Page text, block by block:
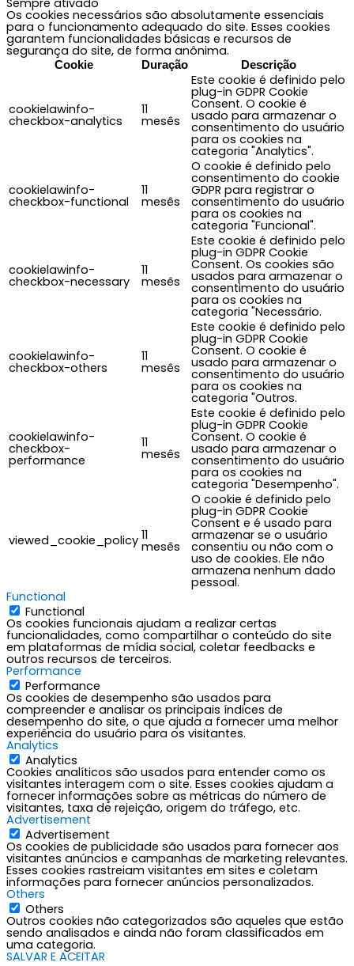
Sempre ativado
Os cookies necessários são absolutamente essenciais
para o funcionamento adequado do site. Esses cookies
garantem funcionalidades básicas e recursos de
segurança do site, de forma anônima.
Cookie Duração Descrição
cookielawinfo-
checkbox-analytics
11
mesês
Este cookie é definido pelo
plug-in GDPR Cookie
Consent. O cookie é
usado para armazenar o
consentimento do usuário
para os cookies na
categoria "Analytics".
cookielawinfo-
checkbox-functional
11
mesês
O cookie é definido pelo
consentimento do cookie
GDPR para registrar o
consentimento do usuário
para os cookies na
categoria "Funcional".
cookielawinfo-
checkbox-necessary
11
mesês
Este cookie é definido pelo
plug-in GDPR Cookie
Consent. Os cookies são
usados para armazenar o
consentimento do usuário
para os cookies na
categoria "Necessário.
cookielawinfo-
checkbox-others
11
mesês
Este cookie é definido pelo
plug-in GDPR Cookie
Consent. O cookie é
usado para armazenar o
consentimento do usuário
para os cookies na
categoria "Outros.
cookielawinfo-
checkbox-
performance
11
mesês
Este cookie é definido pelo
plug-in GDPR Cookie
Consent. O cookie é
usado para armazenar o
consentimento do usuário
para os cookies na
categoria "Desempenho".
viewed_cookie_policy 11
mesês
O cookie é definido pelo
plug-in GDPR Cookie
Consent e é usado para
armazenar se o usuário
consentiu ou não com o
uso de cookies. Ele não
armazena nenhum dado
pessoal.
Functional
Functional
Os cookies funcionais ajudam a realizar certas
funcionalidades, como compartilhar o conteúdo do site
em plataformas de mídia social, coletar feedbacks e
outros recursos de terceiros.
Performance
Performance
Os cookies de desempenho são usados para
compreender e analisar os principais índices de
desempenho do site, o que ajuda a fornecer uma melhor
experiência do usuário para os visitantes.
Analytics
Analytics
Cookies analíticos são usados para entender como os
visitantes interagem com o site. Esses cookies ajudam a
fornecer informações sobre as métricas do número de
visitantes, taxa de rejeição, origem do tráfego, etc.
Advertisement
Advertisement
Os cookies de publicidade são usados para fornecer aos
visitantes anúncios e campanhas de marketing relevantes.
Esses cookies rastreiam visitantes em sites e coletam
informações para fornecer anúncios personalizados.
Others
Others
Outros cookies não categorizados são aqueles que estão
sendo analisados e ainda não foram classificados em
uma categoria.
SALVAR E ACEITAR